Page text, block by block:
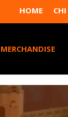
HOME
MERCHANDISE